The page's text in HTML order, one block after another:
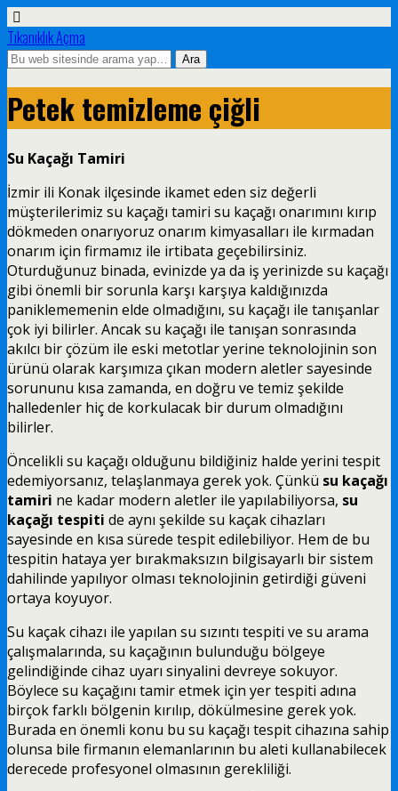
Tıkanıklık Açma
Petek temizleme çiğli
Su Kaçağı Tamiri
İzmir ili Konak ilçesinde ikamet eden siz değerli
müşterilerimiz su kaçağı tamiri su kaçağı onarımını kırıp
dökmeden onarıyoruz onarım kimyasalları ile kırmadan
onarım için firmamız ile irtibata geçebilirsiniz.
Oturduğunuz binada, evinizde ya da iş yerinizde su kaçağı
gibi önemli bir sorunla karşı karşıya kaldığınızda
paniklememenin elde olmadığını, su kaçağı ile tanışanlar
çok iyi bilirler. Ancak su kaçağı ile tanışan sonrasında
akılcı bir çözüm ile eski metotlar yerine teknolojinin son
ürünü olarak karşımıza çıkan modern aletler sayesinde
sorununu kısa zamanda, en doğru ve temiz şekilde
halledenler hiç de korkulacak bir durum olmadığını
bilirler.
Öncelikli su kaçağı olduğunu bildiğiniz halde yerini tespit
edemiyorsanız, telaşlanmaya gerek yok. Çünkü su kaçağı
tamiri ne kadar modern aletler ile yapılabiliyorsa, su
kaçağı tespiti de aynı şekilde su kaçak cihazları
sayesinde en kısa sürede tespit edilebiliyor. Hem de bu
tespitin hataya yer bırakmaksızın bilgisayarlı bir sistem
dahilinde yapılıyor olması teknolojinin getirdiği güveni
ortaya koyuyor.
Su kaçak cihazı ile yapılan su sızıntı tespiti ve su arama
çalışmalarında, su kaçağının bulunduğu bölgeye
gelindiğinde cihaz uyarı sinyalini devreye sokuyor.
Böylece su kaçağını tamir etmek için yer tespiti adına
birçok farklı bölgenin kırılıp, dökülmesine gerek yok.
Burada en önemli konu bu su kaçağı tespit cihazına sahip
olunsa bile firmanın elemanlarının bu aleti kullanabilecek
derecede profesyonel olmasının gerekliliği.